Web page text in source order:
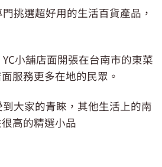
挑選超好用的生活百貨產品，
小舖店面開張在台南市的東菜
服務更多在地的民眾。
大家的青睞，其他生活上的南
高的精選小品